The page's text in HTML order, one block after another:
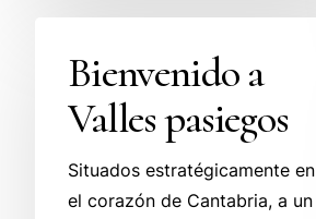
Valles
pasiegos
Bienvenido a
Valles pasiegos
Situados estratégicamente en
el corazón de Cantabria, a un